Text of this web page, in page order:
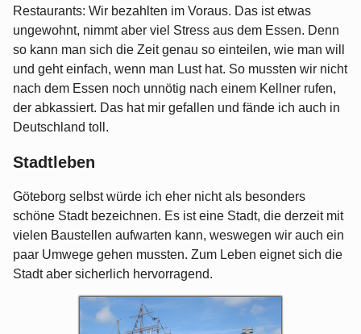
Restaurants: Wir bezahlten im Voraus. Das ist etwas
ungewohnt, nimmt aber viel Stress aus dem Essen. Denn
so kann man sich die Zeit genau so einteilen, wie man will
und geht einfach, wenn man Lust hat. So mussten wir nicht
nach dem Essen noch unnötig nach einem Kellner rufen,
der abkassiert. Das hat mir gefallen und fände ich auch in
Deutschland toll.
Stadtleben
Göteborg selbst würde ich eher nicht als besonders
schöne Stadt bezeichnen. Es ist eine Stadt, die derzeit mit
vielen Baustellen aufwarten kann, weswegen wir auch ein
paar Umwege gehen mussten. Zum Leben eignet sich die
Stadt aber sicherlich hervorragend.